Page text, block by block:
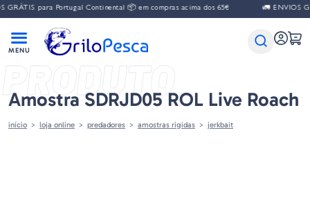
GRÁTIS para Portugal Continental 📦 em compras acima dos 65€ 🚛 ENVIOS
PRODUTO
Amostra SDRJD05 ROL Live Roach
início loja online predadores amostras rigidas jerkbait